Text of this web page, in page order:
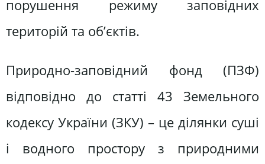
порушення режиму заповідних
територій та об’єктів.
Природно-заповідний фонд (ПЗФ)
відповідно до статті 43 Земельного
кодексу України (ЗКУ) – це ділянки суші
і водного простору з природними